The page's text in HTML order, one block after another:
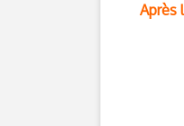
Après